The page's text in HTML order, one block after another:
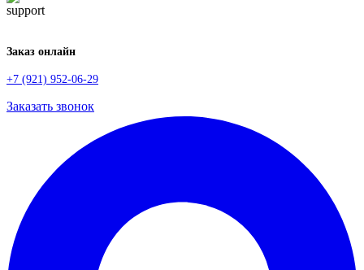
Заказ онлайн
+7 (921) 952-06-29
Заказать звонок